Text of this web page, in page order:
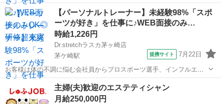
サーなど様々！ ストレッチを通して肩こりや腰痛などの悩みを改善し
たり ボディメイクやコンディショニングを行います！ <お仕事の流れ
> ▼受付 ▼ヒアリングシート...
神奈川 大和市 エステ
【パーソナルトレーナー】未経験98%「スポ
ーツが好き」を仕事に♪WEB面接のみ…
時給1,226円
Dr.stretchラスカ茅ヶ崎店
茅ケ崎駅
提携サイト 7月22日
お客様は体の不調に悩む会社員からプロスポーツ選手、インフルエン
サーなど様々！ ストレッチを通して肩こりや腰痛などの悩みを改善し
たり ボディメイクやコンディショニングを行います！ <お仕事の流れ
> ▼受付 ▼ヒアリングシート...
茅ヶ崎市 茅ケ崎駅
主婦(夫)歓迎のエステティシャン
月給250,000円